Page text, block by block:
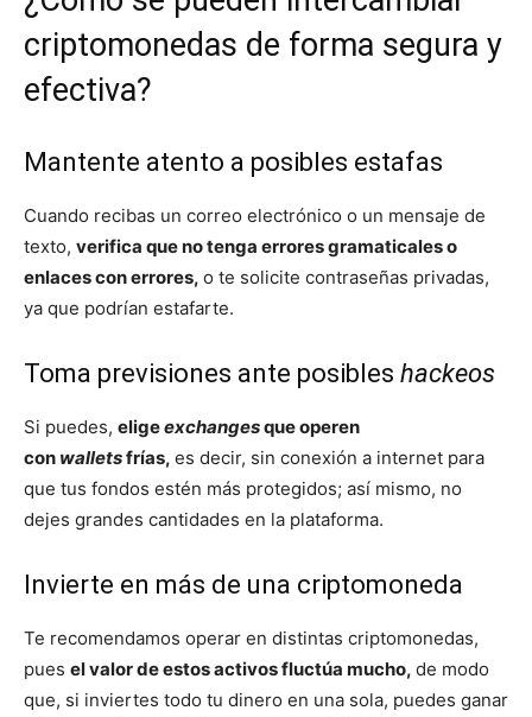
criptomonedas de forma segura y
efectiva?
Mantente atento a posibles estafas
Cuando recibas un correo electrónico o un mensaje de
texto, verifica que no tenga errores gramaticales o
enlaces con errores, o te solicite contraseñas privadas,
ya que podrían estafarte.
Toma previsiones ante posibles hackeos
Si puedes, eligeexchangesque operen
con walletsfrías, es decir, sin conexión a internet para
que tus fondos estén más protegidos; así mismo, no
dejes grandes cantidades en la plataforma.
Invierte en más de una criptomoneda
Te recomendamos operar en distintas criptomonedas,
pues el valor de estos activos fluctúa mucho, de modo
que, si inviertes todo tu dinero en una sola, puedes ganar